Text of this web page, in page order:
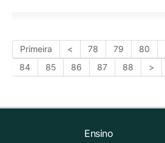
Primeira < 78 79 80
84
85 86 87 88 >
Ensino